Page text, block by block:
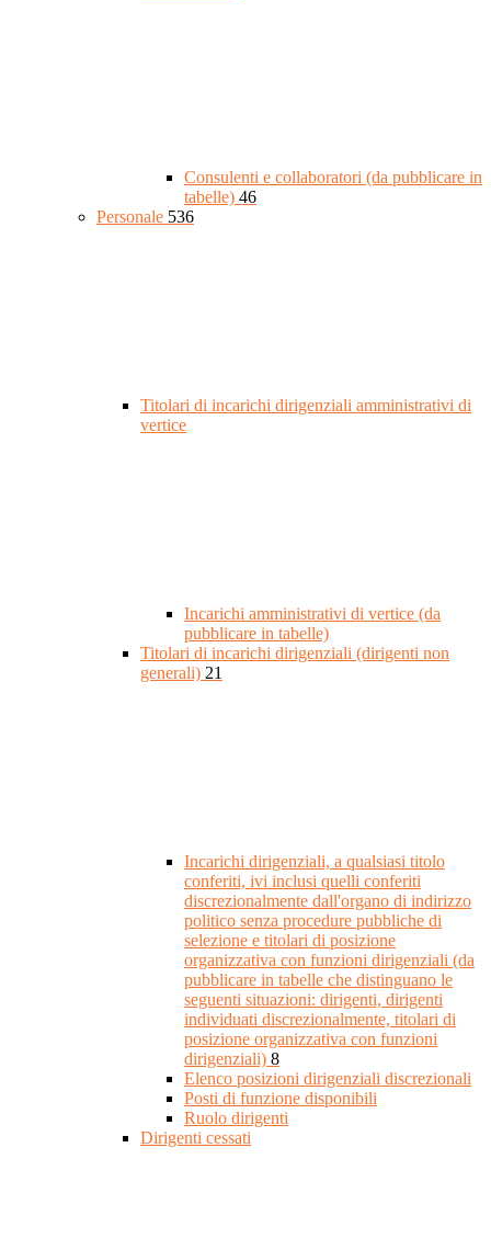
Consulenti e collaboratori (da pubblicare in
tabelle) 46
Personale 536
Titolari di incarichi dirigenziali amministrativi di
vertice
Incarichi amministrativi di vertice (da
pubblicare in tabelle)
Titolari di incarichi dirigenziali (dirigenti non
generali) 21
Incarichi dirigenziali, a qualsiasi titolo
conferiti, ivi inclusi quelli conferiti
discrezionalmente dall'organo di indirizzo
politico senza procedure pubbliche di
selezione e titolari di posizione
organizzativa con funzioni dirigenziali (da
pubblicare in tabelle che distinguano le
seguenti situazioni: dirigenti, dirigenti
individuati discrezionalmente, titolari di
posizione organizzativa con funzioni
dirigenziali) 8
Elenco posizioni dirigenziali discrezionali
Posti di funzione disponibili
Ruolo dirigenti
Dirigenti cessati